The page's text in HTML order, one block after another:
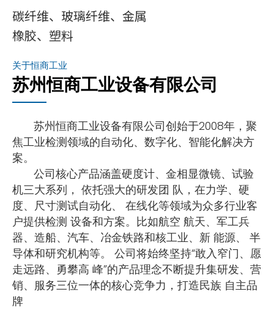
碳纤维、玻璃纤维、金属
橡胶、塑料
关于恒商工业
苏州恒商工业设备有限公司
苏州恒商工业设备有限公司创始于2008年，聚
焦工业检测领域的自动化、数字化、智能化解决方
案。
公司核心产品涵盖硬度计、金相显微镜、试验
机三大系列， 依托强大的研发团 队，在力学、硬
度、尺寸测试自动化、 在线化等领域为众多行业客
户提供检测 设备和方案。比如航空 航天、军工兵
器、造船、汽车、冶金铁路和核工业、新 能源、 半
导体和研究机构等。 公司将始终坚持“敢入窄门、愿
走远路、勇攀高 峰”的产品理念不断提升集研发、营
销、服务三位一体的核心竞争力，打造民族 自主品
牌